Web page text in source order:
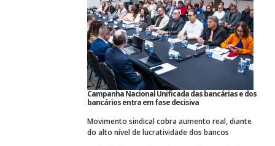
Campanha Nacional Unificada das bancárias e dos
bancários entra em fase decisiva
Movimento sindical cobra aumento real, diante
do alto nível de lucratividade dos bancos